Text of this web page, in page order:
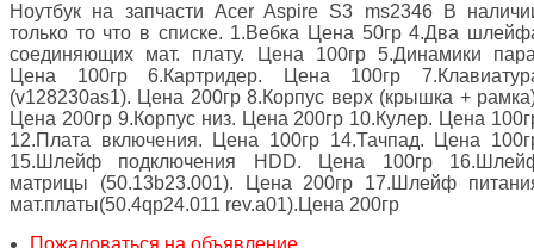
Ноутбук на запчасти Acer Aspire S3 ms2346 В
только то что в списке. 1.Вебка Цена 50гр 4.Два
соединяющих мат. плату. Цена 100гр 5.Динамики
Цена 100гр 6.Картридер. Цена 100гр
(v128230as1). Цена 200гр 8.Корпус верх (крышка +
Цена 200гр 9.Корпус низ. Цена 200гр 10.Кулер. Цена
12.Плата включения. Цена 100гр 14.Тачпад. Цена
15.Шлейф подключения HDD. Цена 100гр
матрицы (50.13b23.001). Цена 200гр 17.Шлейф
мат.платы(50.4qp24.011 rev.a01).Цена 200гр
Пожаловаться на объявление